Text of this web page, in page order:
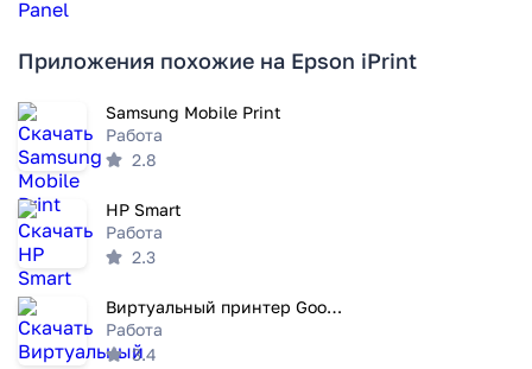
Приложения похожие на Epson iPrint
Samsung Mobile Print
Работа
2.8
HP Smart
Работа
2.3
Виртуальный принтер Google
Работа
3.4